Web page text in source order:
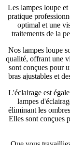
Les lampes loupe
pratique
optimal et une
traitements de la
Nos lampes loupe
qualité, offrant une
sont conçues pour
bras ajustables et
L'éclairage est
lampes
éliminant les
Elles sont conçues